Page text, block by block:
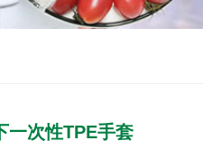
一次性TPE手套